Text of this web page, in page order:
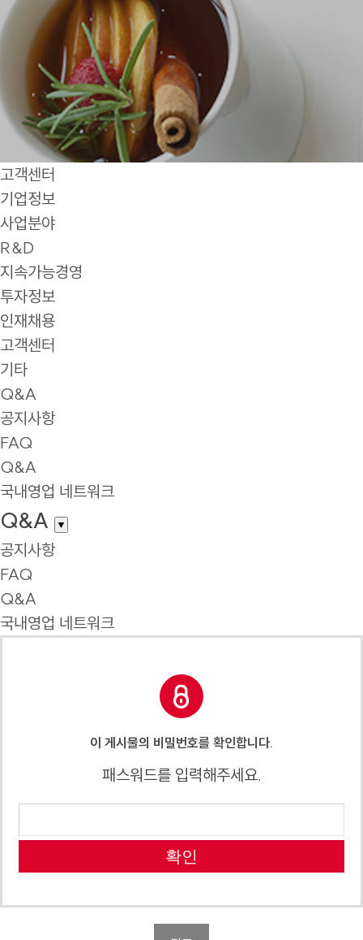
고객센터
기업정보
사업분야
R&D
지속가능경영
투자정보
인재채용
고객센터
기타
Q&A
공지사항
FAQ
Q&A
국내영업 네트워크
Q&A ▼
공지사항
FAQ
Q&A
국내영업 네트워크
이 게시물의 비밀번호를 확인합니다.
패스워드를 입력해주세요.
확인